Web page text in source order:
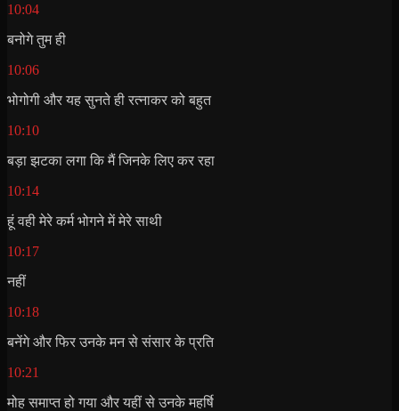
10:04
बनोगे तुम ही
10:06
भोगोगी और यह सुनते ही रत्नाकर को बहुत
10:10
बड़ा झटका लगा कि मैं जिनके लिए कर रहा
10:14
हूं वही मेरे कर्म भोगने में मेरे साथी
10:17
नहीं
10:18
बनेंगे और फिर उनके मन से संसार के प्रति
10:21
मोह समाप्त हो गया और यहीं से उनके महर्षि